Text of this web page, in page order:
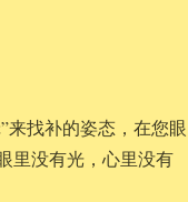
来找补的姿态，在您眼
没有光，心里没有